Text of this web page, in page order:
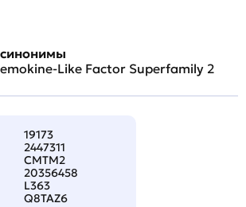
Like Factor Superfamily 2
19173
2447311
CMTM2
20356458
L363
Q8TAZ6